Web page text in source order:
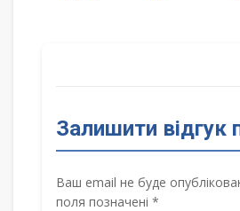
Залишити відгук
Ваш email не буде
поля позначені *